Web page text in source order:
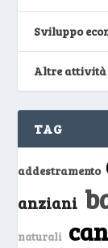
Sviluppo
Altre attività
TAG
addestramento
anziani
naturali